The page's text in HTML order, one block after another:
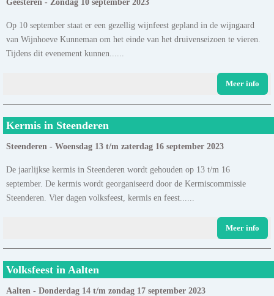
Geesteren - Zondag 10 september 2023
Op 10 september staat er een gezellig wijnfeest gepland in de wijngaard
van Wijnhoeve Kunneman om het einde van het druivenseizoen te vieren.
Tijdens dit evenement kunnen......
Meer info
Kermis in Steenderen
Steenderen - Woensdag 13 t/m zaterdag 16 september 2023
De jaarlijkse kermis in Steenderen wordt gehouden op 13 t/m 16
september. De kermis wordt georganiseerd door de Kermiscommissie
Steenderen. Vier dagen volksfeest, kermis en feest......
Meer info
Volksfeest in Aalten
Aalten - Donderdag 14 t/m zondag 17 september 2023